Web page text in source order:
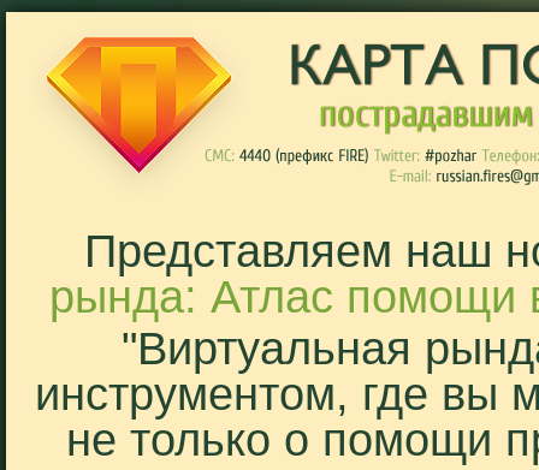
Представляем наш
рында: Атлас помощи
"Виртуальная
инструментом, где вы
не только о помощи